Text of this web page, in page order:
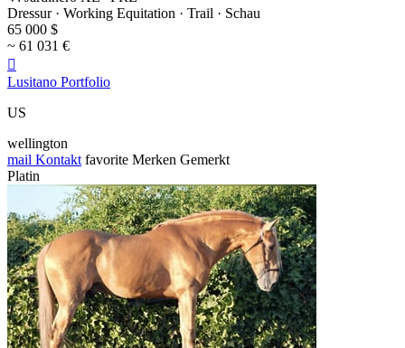
Dressur · Working Equitation · Trail · Schau
65 000 $
~ 61 031 €

Lusitano Portfolio
US
wellington
mail Kontakt favorite Merken Gemerkt
Platin